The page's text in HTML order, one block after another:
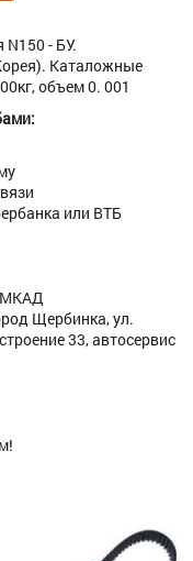
- БУ.
Каталожные
объем 0. 001
или ВТБ
МКАД
Щербинка, ул.
33, автосервис